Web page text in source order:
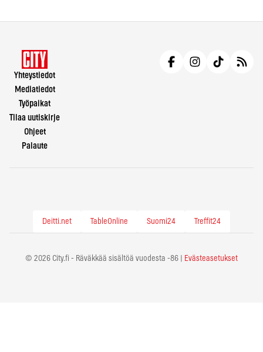
Yhteystiedot
Mediatiedot
Työpaikat
Tilaa uutiskirje
Ohjeet
Palaute
Deitti.net TableOnline Suomi24 Treffit24
© 2026 City.fi - Räväkkää sisältöä vuodesta -86 | Evästeasetukset